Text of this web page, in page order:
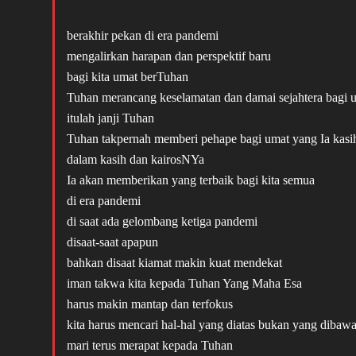
berakhir pekan di era pandemi
mengalirkan harapan dan perspektif baru
bagi kita umat berTuhan
Tuhan merancang keselamatan dan damai sejahtera bagi
itulah janji Tuhan
Tuhan takpernah memberi pehape bagi umat yang Ia
dalam kasih dan kairosNYa
Ia akan memberikan yang terbaik bagi kita semua
di era pandemi
di saat ada gelombang ketiga pandemi
disaat-saat apapun
bahkan disaat kiamat makin kuat mendekat
iman takwa kita kepada Tuhan Yang Maha Esa
harus makin mantap dan terfokus
kita harus mencari hal-hal yang diatas bukan yang
mari terus merapat kepada Tuhan